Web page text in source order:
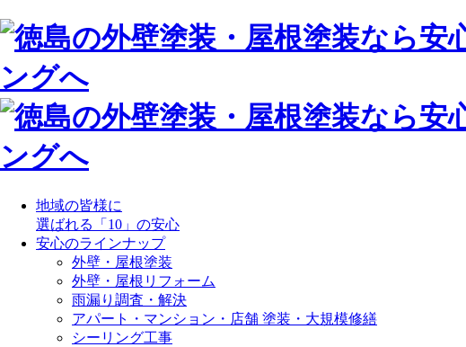
地域の皆様に
選ばれる「10」の安心
安心のラインナップ
外壁・屋根塗装
外壁・屋根リフォーム
雨漏り調査・解決
アパート・マンション・店舗 塗装・大規模修繕
シーリング工事